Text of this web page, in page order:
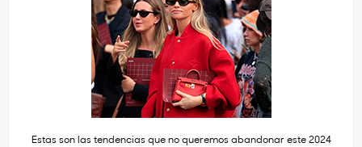
Estas son las tendencias que no queremos abandonar este 2024